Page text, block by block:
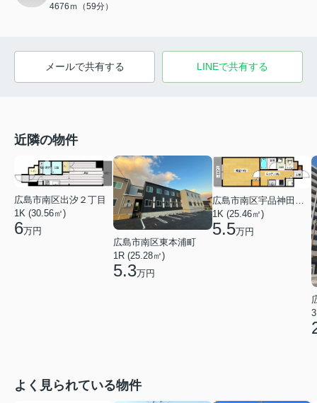
4676ｍ（59分）
メールで共有する LINEで共有する
近隣の物件
広島市南区出汐２丁目
1K (30.56㎡)
6万円
広島市南区東本浦町
1R (25.28㎡)
5.3万円
1K (25.46㎡)
5.5万円
よく見られている物件